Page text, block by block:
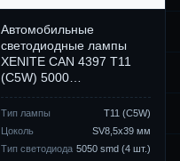
Автомобильные
светодиодные лампы
XENITE CAN 4397 Т11
(C5W) 5000…
Тип лампы
Т11 (C5W)
Цоколь
SV8,5x39 мм
Тип светодиода 5050 smd (4 шт.)